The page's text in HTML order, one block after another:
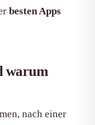
besten Apps
warum
nach einer